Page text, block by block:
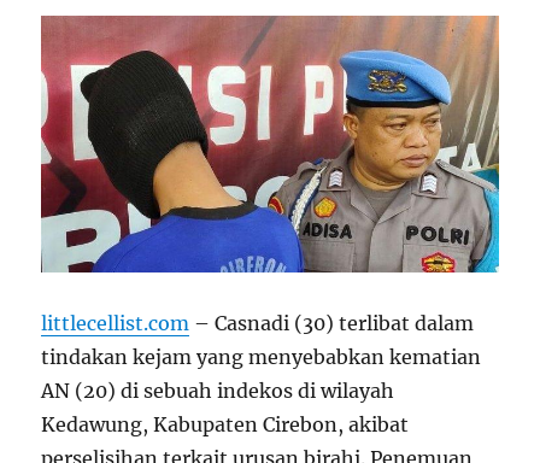
littlecellist.com – Casnadi (30) terlibat dalam
tindakan kejam yang menyebabkan kematian
AN (20) di sebuah indekos di wilayah
Kedawung, Kabupaten Cirebon, akibat
perselisihan terkait urusan birahi. Penemuan